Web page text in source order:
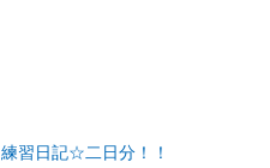
練習日記☆二日分！！